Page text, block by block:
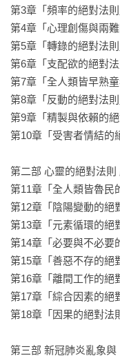
AMAZON讀者五顆星推
◉作者基於絕對法則所
似的一一解密，相當發
◉我覺得這是一本嚴肅
人類如果不承認自己的
可言。但這本書的內容
確的第一步。
◉我讀過各種自我啟發
只談漂亮的場面話，而
的課題。這本書的內容
生活方式的新知。
第3章「頻率的絕對法則
第4章「心理創傷與兩難
第5章「轉錄的絕對法則
第6章「支配欲的絕對法
第7章「全人類皆早熟童
第8章「反動的絕對法則
第9章「精製與依賴的絕
第10章「受害者情結的
第二部 心靈的絕對法則
第11章「全人類皆魯民
第12章「陰陽變動的絕
第13章「元素循環的絕
第14章「必要與不必要
第15章「善惡不存的絕
第16章「離間工作的絕
第17章「綜合因素的絕
第18章「因果的絕對法
第三部 新冠肺炎亂象與